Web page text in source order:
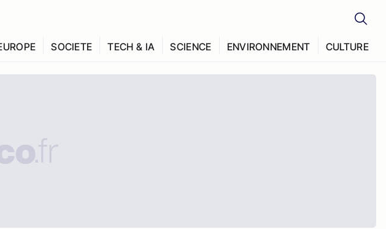
SOCIETE TECH & IA SCIENCE ENVIRONNEMENT CULTURE